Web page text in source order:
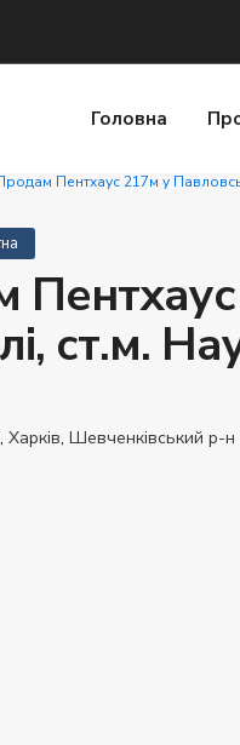
Головна
Пентхаус 217м у
ст.м.
Харків, Шевченківський р-н